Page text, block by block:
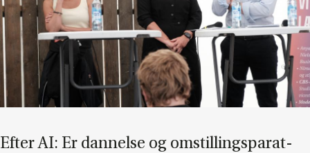
Ef­ter AI: Er dan­nel­se og om­stil­lings­pa­rat­